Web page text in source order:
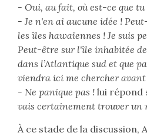
- Oui, au fait, où est-ce que tu
- Je n'en ai aucune idée !
les îles hawaïennes ! Je suis
Peut-être sur l'île inhabitée
dans l’Atlantique sud et que
viendra ici me chercher
- Ne panique pas ! lui répond
vais certainement trouver un
À ce stade de la discussion,